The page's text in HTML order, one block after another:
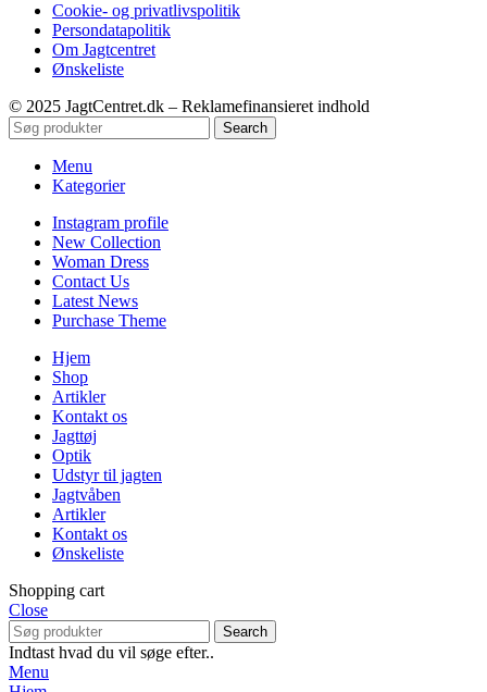
Cookie- og privatlivspolitik
Persondatapolitik
Om Jagtcentret
Ønskeliste
© 2025 JagtCentret.dk – Reklamefinansieret indhold
Search
Menu
Kategorier
Instagram profile
New Collection
Woman Dress
Contact Us
Latest News
Purchase Theme
Hjem
Shop
Artikler
Kontakt os
Jagttøj
Optik
Udstyr til jagten
Jagtvåben
Artikler
Kontakt os
Ønskeliste
Shopping cart
Close
Search
Indtast hvad du vil søge efter..
Menu